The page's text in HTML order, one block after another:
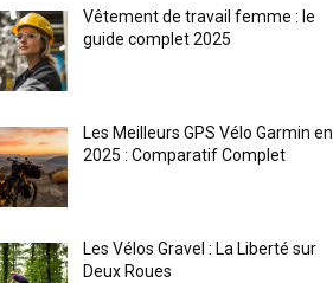
Vêtement de travail femme : le
guide complet 2025
Les Meilleurs GPS Vélo Garmin en
2025 : Comparatif Complet
Les Vélos Gravel : La Liberté sur
Deux Roues